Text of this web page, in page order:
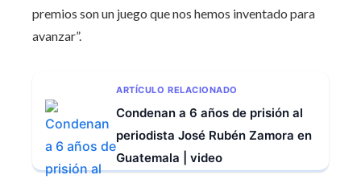
premios son un juego que nos hemos inventado para
avanzar”.
ARTÍCULO RELACIONADO
Condenan a 6 años de prisión al
periodista José Rubén Zamora en
Guatemala | video